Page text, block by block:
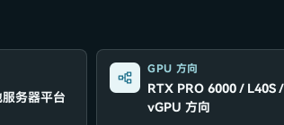
务器平台
GPU 方向
RTX PRO 6000 / L40S /
vGPU 方向